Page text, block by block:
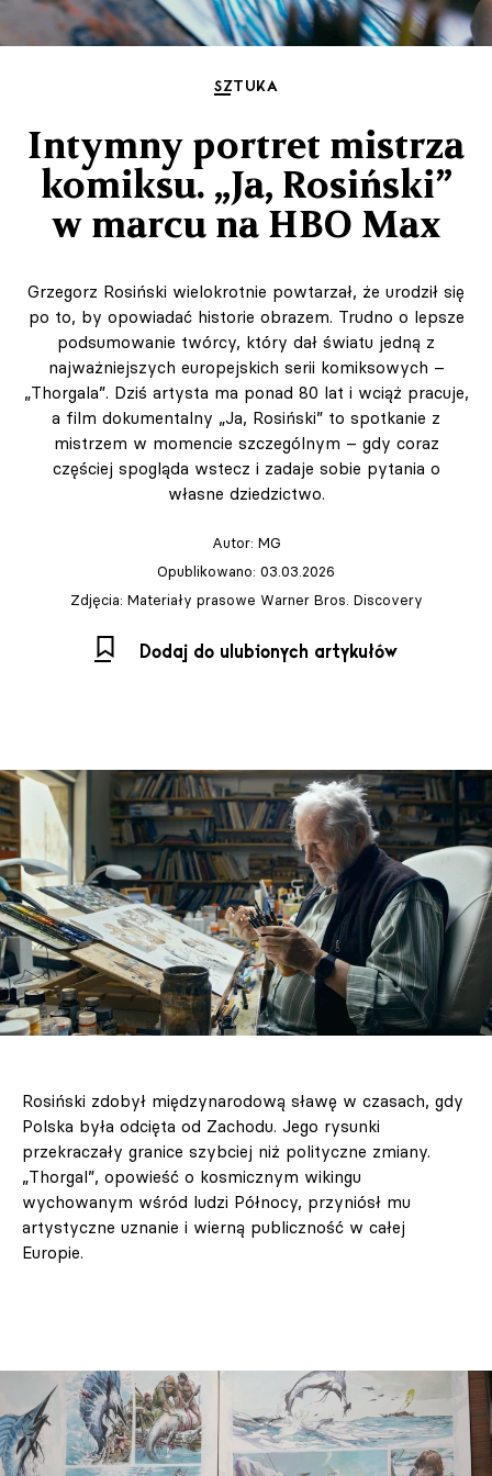
SZTUKA
Intymny portret mistrza
komiksu. „Ja, Rosiński”
w marcu na HBO Max
Grzegorz Rosiński wielokrotnie powtarzał, że urodził się
po to, by opowiadać historie obrazem. Trudno o lepsze
podsumowanie twórcy, który dał światu jedną z
najważniejszych europejskich serii komiksowych –
„Thorgala”. Dziś artysta ma ponad 80 lat i wciąż pracuje,
a film dokumentalny „Ja, Rosiński” to spotkanie z
mistrzem w momencie szczególnym – gdy coraz
częściej spogląda wstecz i zadaje sobie pytania o
własne dziedzictwo.
Autor: MG
Opublikowano: 03.03.2026
Zdjęcia: Materiały prasowe Warner Bros. Discovery
Dodaj do ulubionych artykułów
Rosiński zdobył międzynarodową sławę w czasach, gdy
Polska była odcięta od Zachodu. Jego rysunki
przekraczały granice szybciej niż polityczne zmiany.
„Thorgal”, opowieść o kosmicznym wikingu
wychowanym wśród ludzi Północy, przyniósł mu
artystyczne uznanie i wierną publiczność w całej
Europie.